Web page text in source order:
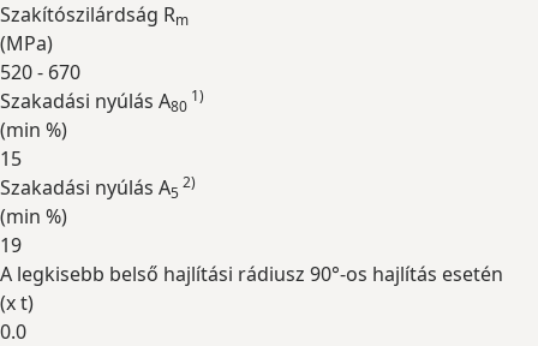
Szakítószilárdság Rm
(MPa)
520 - 670
Szakadási nyúlás A80
1)
(min %)
15
Szakadási nyúlás A5
2)
(min %)
19
A legkisebb belső hajlítási rádiusz 90°-os hajlítás esetén
(x t)
0.0